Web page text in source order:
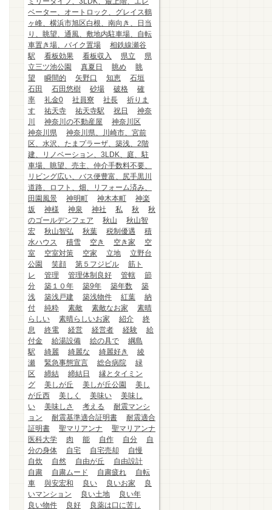
ベーター、オートロック、グレイス鶴
ヶ峰、横浜市旭区白根、南向き、日当
り、眺望、通風、敷地内駐車場、自転
車置き場、バイク置場
相鉄線瀬谷
駅
看板効果 看板収入 県立
県
立三ツ池公園
真夏日 眺め
眺
望
瞬間的 矢野口 知恵
石垣
石田
石田悠樹 砂場 破格
確
率
礼金0 社員寮 社長
祈りま
す
祐天寺 祐天寺駅 祝日
神奈
川
神奈川の不動産屋
神奈川区
神奈川県
神奈川県、川崎市、宮前
区、水沢、たまプラーザ、築浅、2階
建、リノベーション、3LDK、庭、駐
車場、眺望、売主、仲介手数料不要、
リビング広い、バス便豊富、尻手黒川
道路、ロフト、畑、リフォーム済み、
田園風景
神明町 神木本町
神楽
坂
神様 神泉 神社 私 秋
秋
のゴールデンフェア
秋山
秋山智
宏
秋山智弘 秋葉 税制優遇
積
水ハウス
積雪 空き 空き家
空
室
空室対策 空家 立地
立野台
公園
笑顔 第５フジビル
筋ト
レ
管理 管理体制良好 管轄
節
分
築１０年 築9年 築年数
築
浅
築浅戸建 築浅物件 紅葉
納
付
純粋 素敵 素敵なお家
素晴
らしい
素晴らしいお家 紹介
終
息
終電 経営 経営者 経験
給
付金
給湯設備 絵の具で
綱島
駅
綺麗 綺麗な 綺麗好き
綾
瀬
緊急事態宣言 総合病院
緑
区
締結 締結日
縁とタイミン
グ
美しが丘 美しが丘公園
美し
が丘西
美しく 美味い
美味し
い
美味しさ 考える
耐震マンシ
ョン
耐震基準適合証明書
耐震適合
証明書
聖マリアンナ
聖マリアンナ
医科大学
肉 能 自作 自分
自
分の身体
自宅 自宅売却
自慢
自炊
自然 自由が丘
自由設計
自粛
自粛ムード 自粛疲れ
自転
車
與安宏和 良い 良いお家
良
いマンション
良い土地
良い年
良い物件
良好
良薬は口に苦し